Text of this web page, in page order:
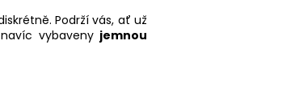
Podrží vás, ať už
vybaveny jemnou